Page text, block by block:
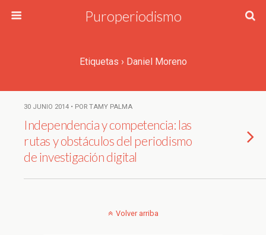
Puroperiodismo
Etiquetas › Daniel Moreno
30 JUNIO 2014 • POR TAMY PALMA
Independencia y competencia: las
rutas y obstáculos del periodismo
de investigación digital
Volver arriba